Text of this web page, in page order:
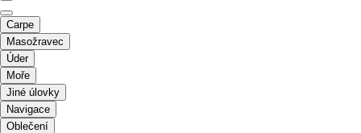
Carpe
Masožravec
Úder
Moře
Jiné úlovky
Navigace
Oblečení